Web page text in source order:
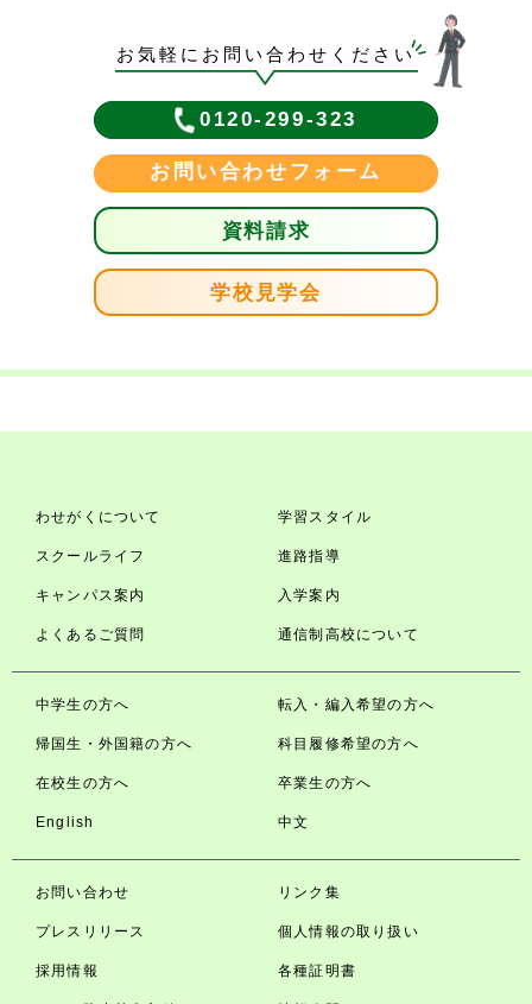
お気軽にお問い合わせください
0120-299-323
お問い合わせフォーム
資料請求
学校見学会
わせがくについて 学習スタイル
スクールライフ 進路指導
キャンパス案内 入学案内
よくあるご質問 通信制高校について
中学生の方へ 転入・編入希望の方へ
帰国生・外国籍の方へ 科目履修希望の方へ
在校生の方へ 卒業生の方へ
English 中文
お問い合わせ リンク集
プレスリリース 個人情報の取り扱い
採用情報 各種証明書